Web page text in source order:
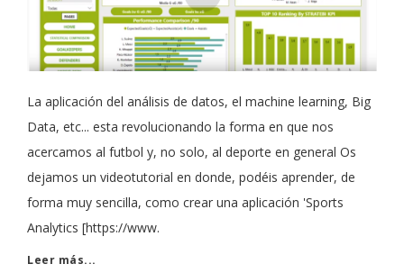
La aplicación del análisis de datos, el machine learning, Big
Data, etc... esta revolucionando la forma en que nos
acercamos al futbol y, no solo, al deporte en general Os
dejamos un videotutorial en donde, podéis aprender, de
forma muy sencilla, como crear una aplicación 'Sports
Analytics [https://www.
Leer más...